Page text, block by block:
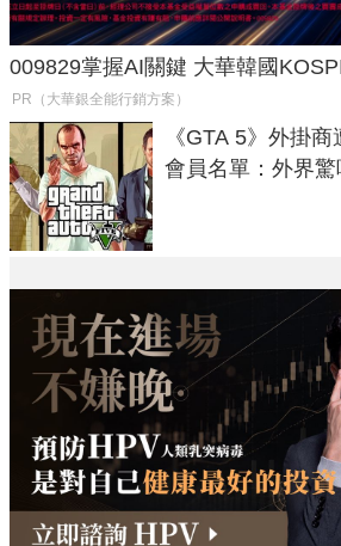
009829掌握AI關鍵 大華韓國
PR（大華銀全能行銷方案）
《GTA 5》外掛
會員名單：外界